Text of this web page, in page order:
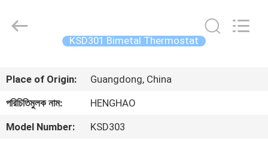
পণ্য
Electric
KSD301 Bimetal Thermostat
Place of Origin:
Guangdong, China
পরিচিতিমুলক নাম:
HENGHAO
Model Number:
KSD303